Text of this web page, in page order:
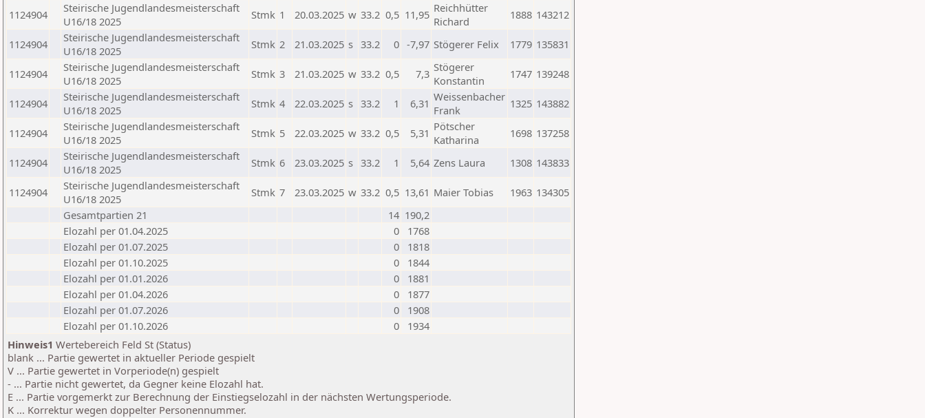
1124904
Steirische Jugendlandesmeisterschaft
U16/18 2025
Stmk 1 20.03.2025 w 33.2 0,5 11,95 Reichhütter
Richard
1888 143212
1124904
Steirische Jugendlandesmeisterschaft
U16/18 2025
Stmk 2 21.03.2025 s 33.2 0 -7,97 Stögerer Felix 1779 135831
1124904
Steirische Jugendlandesmeisterschaft
U16/18 2025
Stmk 3 21.03.2025 w 33.2 0,5 7,3 Stögerer
Konstantin
1747 139248
1124904
Steirische Jugendlandesmeisterschaft
U16/18 2025
Stmk 4 22.03.2025 s 33.2 1 6,31 Weissenbacher
Frank
1325 143882
1124904
Steirische Jugendlandesmeisterschaft
U16/18 2025
Stmk 5 22.03.2025 w 33.2 0,5 5,31 Pötscher
Katharina
1698 137258
1124904
Steirische Jugendlandesmeisterschaft
U16/18 2025
Stmk 6 23.03.2025 s 33.2 1 5,64 Zens Laura 1308 143833
1124904
Steirische Jugendlandesmeisterschaft
U16/18 2025
Stmk 7 23.03.2025 w 33.2 0,5 13,61 Maier Tobias 1963 134305
Gesamtpartien 21
14 190,2
Elozahl per 01.04.2025
0
1768
Elozahl per 01.07.2025
0
1818
Elozahl per 01.10.2025
0
1844
Elozahl per 01.01.2026
0
1881
Elozahl per 01.04.2026
0
1877
Elozahl per 01.07.2026
0
1908
Elozahl per 01.10.2026
0
1934
Hinweis1 Wertebereich Feld St (Status)
blank ... Partie gewertet in aktueller Periode gespielt
V ... Partie gewertet in Vorperiode(n) gespielt
- ... Partie nicht gewertet, da Gegner keine Elozahl hat.
E ... Partie vorgemerkt zur Berechnung der Einstiegselozahl in der nächsten Wertungsperiode.
K ... Korrektur wegen doppelter Personennummer.